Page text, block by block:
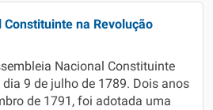
na Revolução
Nacional Constituinte
9 de julho de 1789. Dois anos
de 1791, foi adotada uma